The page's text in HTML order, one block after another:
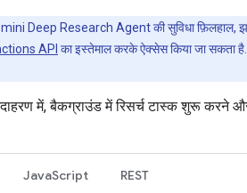
Deep Research Agent की सुविधा फ़िलहाल,
API का इस्तेमाल करके ऐक्सेस किया जा सकता
में, बैकग्राउंड में रिसर्च टास्क शुरू करने
JavaScript REST